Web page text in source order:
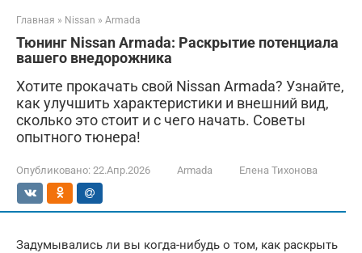
Главная » Nissan » Armada
Тюнинг Nissan Armada: Раскрытие потенциала
вашего внедорожника
Хотите прокачать свой Nissan Armada? Узнайте,
как улучшить характеристики и внешний вид,
сколько это стоит и с чего начать. Советы
опытного тюнера!
Опубликовано: 22.Апр.2026 Armada Елена Тихонова
Задумывались ли вы когда-нибудь о том, как раскрыть